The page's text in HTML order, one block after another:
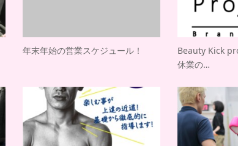
年末年始の営業スケジュール！
Beauty Kick
休業の…